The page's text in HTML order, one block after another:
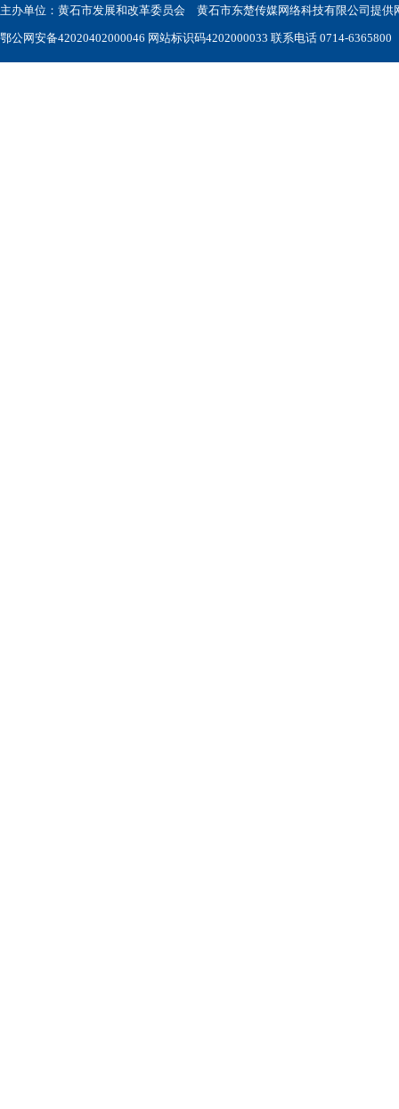
主办单位：黄石市发展和改革委员会 黄石市东楚传媒网络科技有限公司提供
鄂公网安备42020402000046 网站标识码4202000033 联系电话 0714-6365800